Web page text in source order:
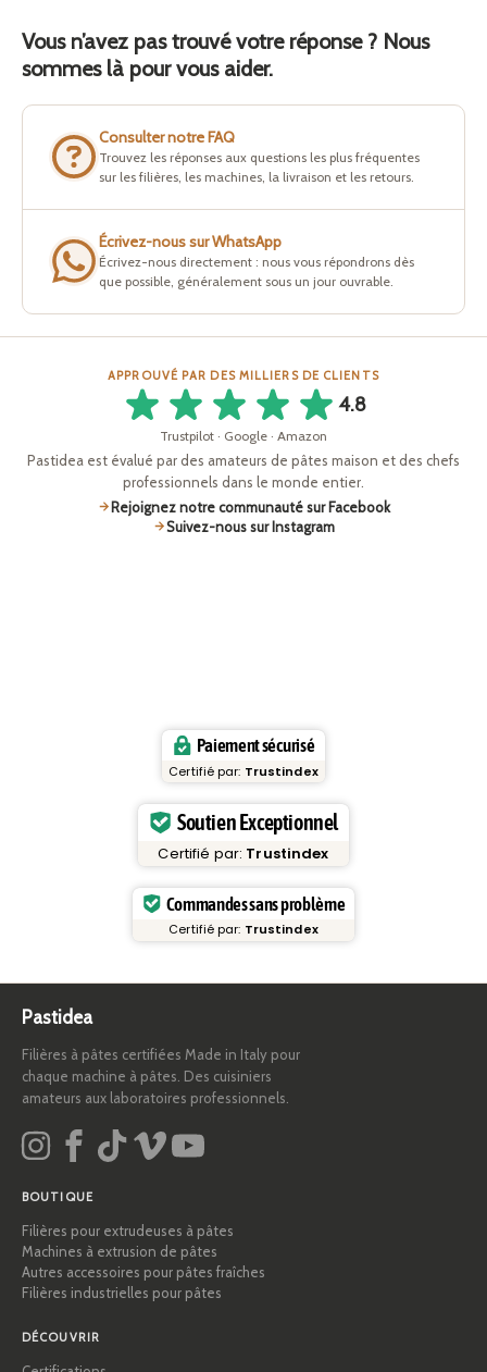
Vous n’avez pas trouvé votre réponse ? Nous
sommes là pour vous aider.
Consulter notre FAQ
Trouvez les réponses aux questions les plus fréquentes
sur les filières, les machines, la livraison et les retours.
Écrivez-nous sur WhatsApp
Écrivez-nous directement : nous vous répondrons dès
que possible, généralement sous un jour ouvrable.
APPROUVÉ PAR DES MILLIERS DE CLIENTS
4.8
Trustpilot · Google · Amazon
Pastidea est évalué par des amateurs de pâtes maison et des chefs
professionnels dans le monde entier.
Rejoignez notre communauté sur Facebook
Suivez-nous sur Instagram
Paiement sécurisé
Certifié par: Trustindex
Soutien Exceptionnel
Certifié par: Trustindex
Commandes sans problème
Certifié par: Trustindex
Pastidea
Filières à pâtes certifiées Made in Italy pour
chaque machine à pâtes. Des cuisiniers
amateurs aux laboratoires professionnels.
BOUTIQUE
Filières pour extrudeuses à pâtes
Machines à extrusion de pâtes
Autres accessoires pour pâtes fraîches
Filières industrielles pour pâtes
DÉCOUVRIR